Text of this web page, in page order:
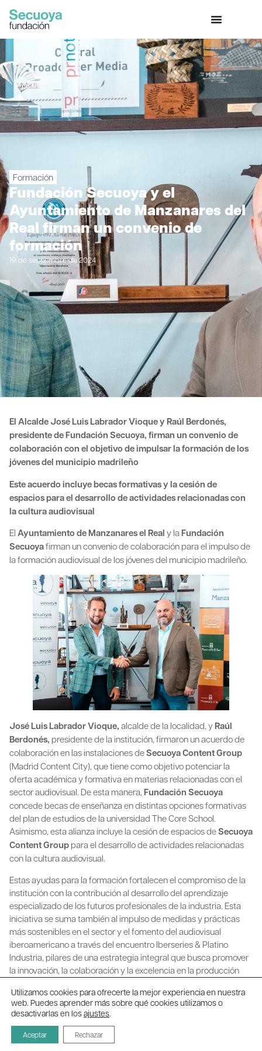
Formación
Fundación Secuoya y el
Ayuntamiento de Manzanares del
Real firman un convenio de
formación
19 de septiembre de 2024
El Alcalde José Luis Labrador Vioque y Raúl Berdonés,
presidente de Fundación Secuoya, firman un convenio de
colaboración con el objetivo de impulsar la formación de los
jóvenes del municipio madrileño
Este acuerdo incluye becas formativas y la cesión de
espacios para el desarrollode actividades relacionadas con
la cultura audiovisual
El Ayuntamiento de Manzanares el Real y la Fundación
Secuoyafirman un convenio de colaboración para el impulso de
la formación audiovisual de los jóvenes del municipio madrileño.
José Luis Labrador Vioque, alcalde de la localidad, yRaúl
Berdonés, presidente de la institución, firmaron un acuerdo de
colaboración en las instalaciones deSecuoya Content Group
(Madrid Content City), que tiene como objetivo potenciar la
oferta académica y formativa en materias relacionadas con el
sector audiovisual. De esta manera,Fundación Secuoya
concede becas de enseñanza en distintas opciones formativas
del plan de estudios de la universidad The Core School.
Asimismo, esta alianza incluye la cesión de espacios deSecuoya
Content Group para el desarrollo de actividades relacionadas
con la cultura audiovisual.
Estas ayudas para la formación fortalecen el compromiso de la
institución con la contribución al desarrollo del aprendizaje
especializado de los futuros profesionales de la industria. Esta
iniciativa se suma también al impulso de medidas y prácticas
más sostenibles en el sector y el fomento del audiovisual
iberoamericano a través del encuentro Iberseries & Platino
Industria, pilares de una estrategia integral que busca promover
la innovación, la colaboración y la excelencia en la producción
Utilizamos cookies para ofrecerte la mejor experiencia en nuestra
web. Puedes aprender más sobre qué cookies utilizamos o
desactivarlas en losajustes.
Aceptar Rechazar